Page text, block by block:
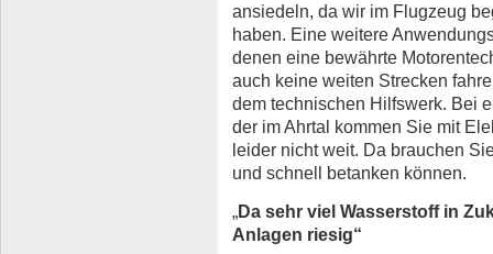
ansiedeln, da wir im Flugzeug
haben. Eine weitere
denen eine bewährte
auch keine weiten Strecken
dem technischen Hilfswerk. Bei
der im Ahrtal kommen Sie mit
leider nicht weit. Da brauchen
und schnell betanken können.
Da sehr viel Wasserstoff in
Anlagen riesig“